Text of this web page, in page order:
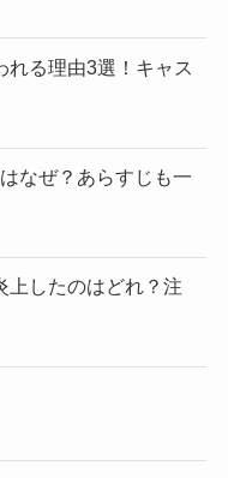
れる理由3選！キャス
なぜ？あらすじも一
上したのはどれ？注